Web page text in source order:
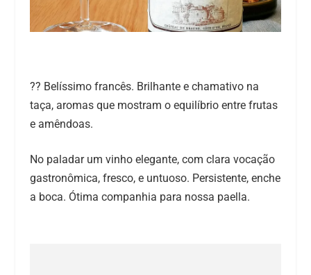
?? Belíssimo francês. Brilhante e chamativo na
taça, aromas que mostram o equilíbrio entre frutas
e amêndoas.
No paladar um vinho elegante, com clara vocação
gastronômica, fresco, e untuoso. Persistente, enche
a boca. Ótima companhia para nossa paella.